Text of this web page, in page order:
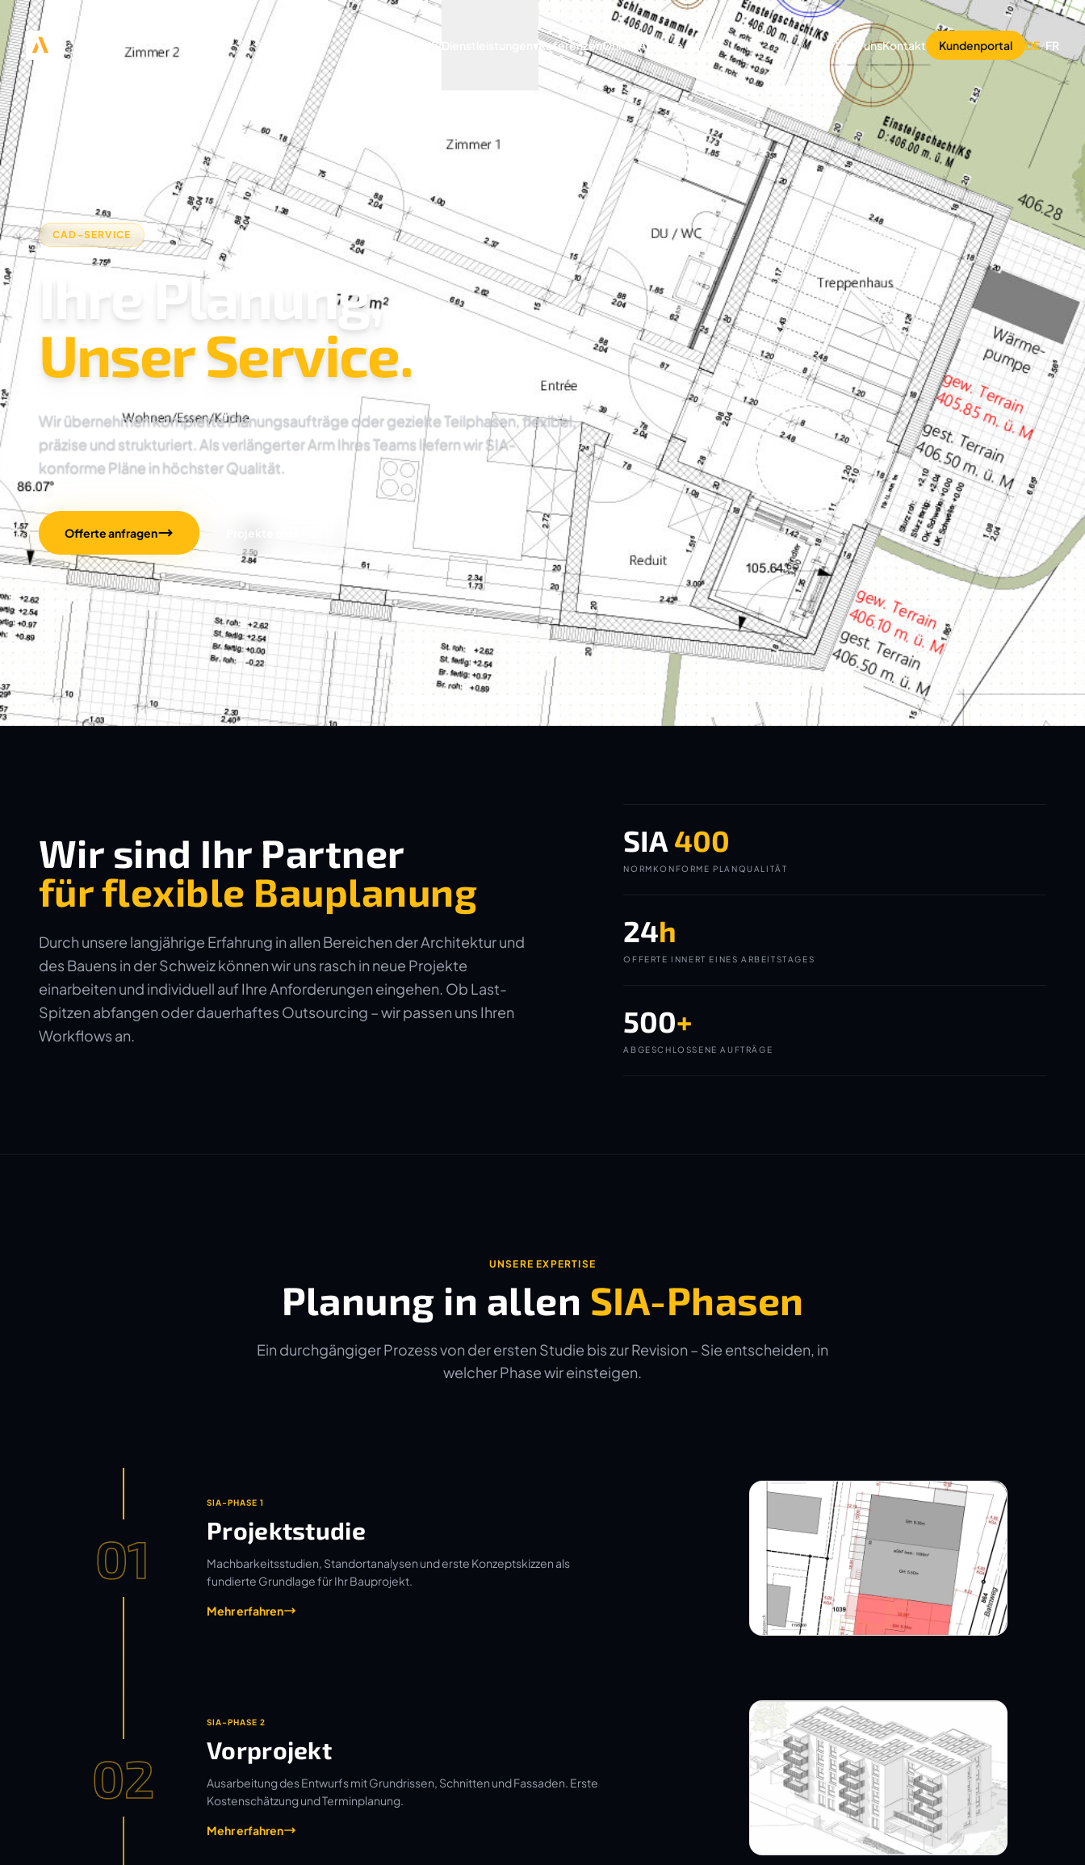
ArchifyDienstleistungen ReferenzenOnline Anfrage Über unsKontakt Kundenportal DE/FR
CAD-SERVICE
Ihre Planung,
Unser Service.
Wir übernehmen komplette Planungsaufträge oder gezielte Teilphasen, flexibel,
präzise und strukturiert. Als verlängerter Arm Ihres Teams liefern wir SIA-
konforme Pläne in höchster Qualität.
Offerte anfragen
Wir sind Ihr Partner
für flexible Bauplanung
Durch unsere langjährige Erfahrung in allen Bereichen der Architektur und
des Bauens in der Schweiz können wir uns rasch in neue Projekte
einarbeiten und individuell auf Ihre Anforderungen eingehen. Ob Last-
Spitzen abfangen oder dauerhaftes Outsourcing – wir passen uns Ihren
Workflows an.
SIA 400
NORMKONFORME PLANQUALITÄT
24h
OFFERTE INNERT EINES ARBEITSTAGES
500+
ABGESCHLOSSENE AUFTRÄGE
UNSERE EXPERTISE
Planung in allen SIA-Phasen
Ein durchgängiger Prozess von der ersten Studie bis zur Revision – Sie entscheiden, in
welcher Phase wir einsteigen.
01
SIA-PHASE 1
Projektstudie
Machbarkeitsstudien, Standortanalysen und erste Konzeptskizzen als
fundierte Grundlage für Ihr Bauprojekt.
Mehr erfahren
02
SIA-PHASE 2
Vorprojekt
Ausarbeitung des Entwurfs mit Grundrissen, Schnitten und Fassaden. Erste
Kostenschätzung und Terminplanung.
Mehr erfahren